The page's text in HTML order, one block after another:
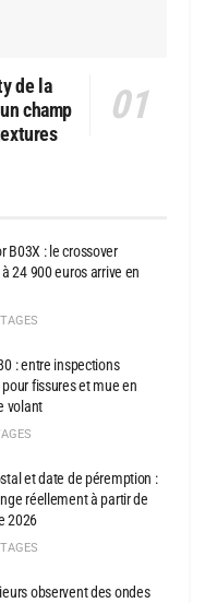
de la
champ
B03X : le crossover
24 900 euros arrive en
: entre inspections
pour fissures et mue en
volant
et date de péremption :
réellement à partir de
2026
observent des ondes